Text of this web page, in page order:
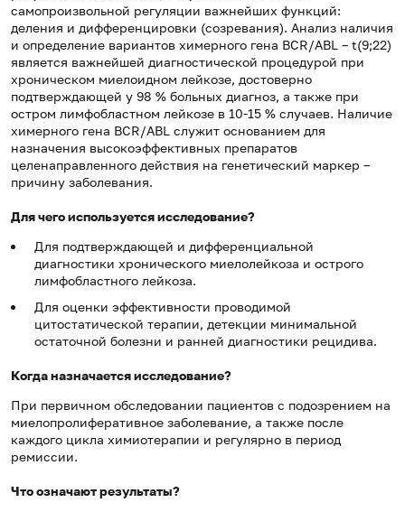
самопроизвольной регуляции важнейших функций:
деления и дифференцировки (созревания). Анализ наличия
и определение вариантов химерного гена BCR/ABL – t(9;22)
является важнейшей диагностической процедурой при
хроническом миелоидном лейкозе, достоверно
подтверждающей у 98 % больных диагноз, а также при
остром лимфобластном лейкозе в 10-15 % случаев. Наличие
химерного гена BCR/ABL служит основанием для
назначения высокоэффективных препаратов
целенаправленного действия на генетический маркер –
причину заболевания.
Для чего используется исследование?
Для подтверждающей и дифференциальной
диагностики хронического миелолейкоза и острого
лимфобластного лейкоза.
Для оценки эффективности проводимой
цитостатической терапии, детекции минимальной
остаточной болезни и ранней диагностики рецидива.
Когда назначается исследование?
При первичном обследовании пациентов с подозрением на
миелопролиферативное заболевание, а также после
каждого цикла химиотерапии и регулярно в период
ремиссии.
Что означают результаты?